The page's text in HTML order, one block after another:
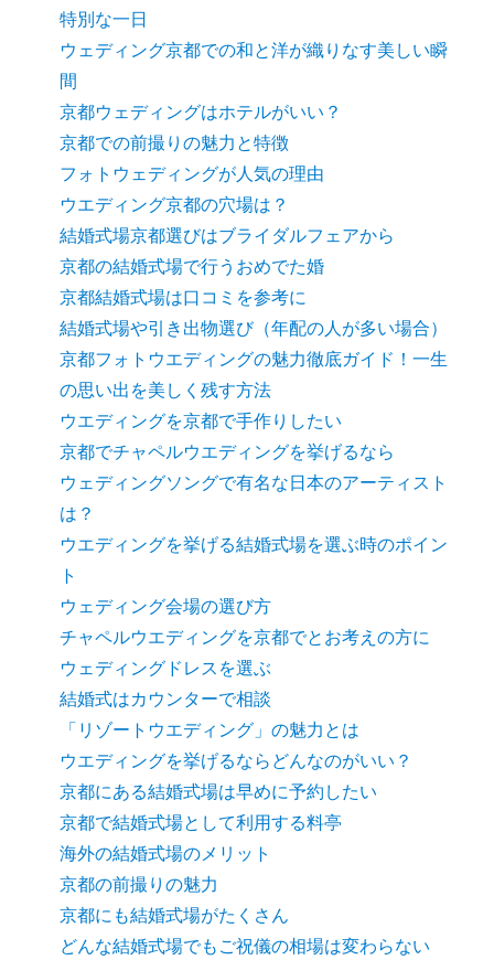
特別な一日
ウェディング京都での和と洋が織りなす美しい瞬
間
京都ウェディングはホテルがいい？
京都での前撮りの魅力と特徴
フォトウェディングが人気の理由
ウエディング京都の穴場は？
結婚式場京都選びはブライダルフェアから
京都の結婚式場で行うおめでた婚
京都結婚式場は口コミを参考に
結婚式場や引き出物選び（年配の人が多い場合）
京都フォトウエディングの魅力徹底ガイド！一生
の思い出を美しく残す方法
ウエディングを京都で手作りしたい
京都でチャペルウエディングを挙げるなら
ウェディングソングで有名な日本のアーティスト
は？
ウエディングを挙げる結婚式場を選ぶ時のポイン
ト
ウェディング会場の選び方
チャペルウエディングを京都でとお考えの方に
ウェディングドレスを選ぶ
結婚式はカウンターで相談
「リゾートウエディング」の魅力とは
ウエディングを挙げるならどんなのがいい？
京都にある結婚式場は早めに予約したい
京都で結婚式場として利用する料亭
海外の結婚式場のメリット
京都の前撮りの魅力
京都にも結婚式場がたくさん
どんな結婚式場でもご祝儀の相場は変わらない